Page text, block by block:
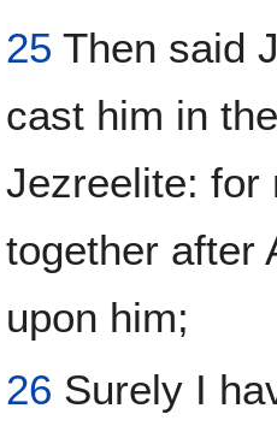
25 Then said
cast him in
Jezreelite: for
together after
upon him;
26 Surely I